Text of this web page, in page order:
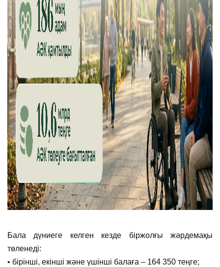
Бала дүниеге келген кезде біржолғы жәрдемақы
төленеді:
• бірінші, екінші және үшінші балаға – 164 350 теңге;